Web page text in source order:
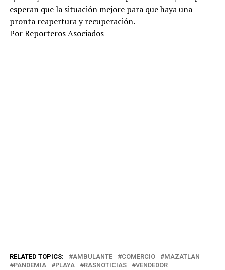
esperan que la situación mejore para que haya una
pronta reapertura y recuperación.
Por Reporteros Asociados
RELATED TOPICS: AMBULANTE COMERCIO
MAZATLAN
PANDEMIA
PLAYA RASNOTICIAS VENDEDOR